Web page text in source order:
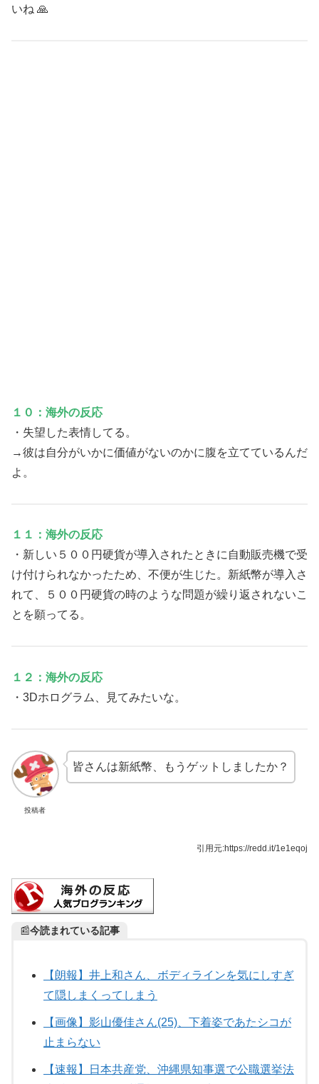
いね 🙏
１０：海外の反応
・失望した表情してる。
→彼は自分がいかに価値がないのかに腹を立てているんだ
よ。
１１：海外の反応
・新しい５００円硬貨が導入されたときに自動販売機で受
け付けられなかったため、不便が生じた。新紙幣が導入さ
れて、５００円硬貨の時のような問題が繰り返されないこ
とを願ってる。
１２：海外の反応
・3Dホログラム、見てみたいな。
投稿者
皆さんは新紙幣、もうゲットしましたか？
引用元:https://redd.it/1e1eqoj
📰今読まれている記事
【朗報】井上和さん、ボディラインを気にしすぎ
て隠しまくってしまう
【画像】影山優佳さん(25)、下着姿であたシコが
止まらない
【速報】日本共産党、沖縄県知事選で公職選挙法